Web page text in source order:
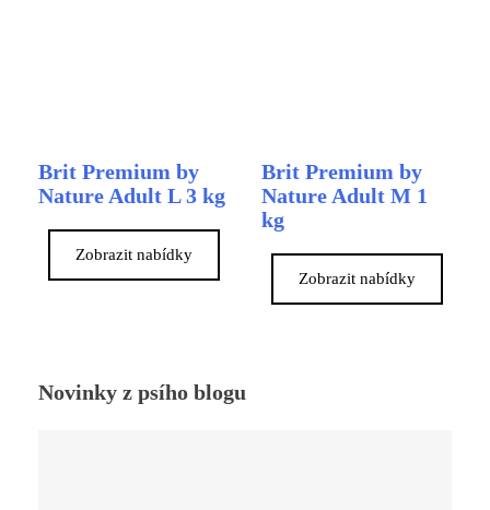
Brit Premium by
Nature Adult L 3 kg
Zobrazit nabídky
Brit Premium by
Nature Adult M 1
kg
Zobrazit nabídky
Novinky z psího blogu